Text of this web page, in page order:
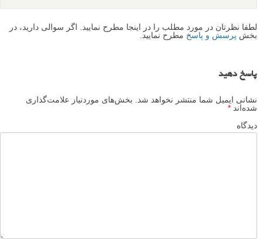
لطفا نظرتان در مورد مطلب را در اینجا مطرح نمایید. اگر سوالی دارید، در
بخش پرسش و پاسخ مطرح نمایید.
پاسخ دهید
نشانی ایمیل شما منتشر نخواهد شد.
بخش‌های موردنیاز علامت‌گذاری
شده‌اند *
دیدگاه